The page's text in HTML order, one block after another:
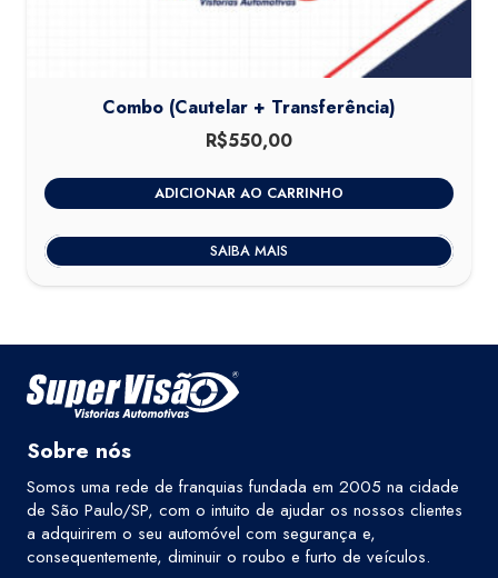
Combo (Cautelar + Transferência)
R$550,00
ADICIONAR AO CARRINHO
SAIBA MAIS
Sobre nós
Somos uma rede de franquias fundada em 2005 na cidade
de São Paulo/SP, com o intuito de ajudar os nossos clientes
a adquirirem o seu automóvel com segurança e,
consequentemente, diminuir o roubo e furto de veículos.